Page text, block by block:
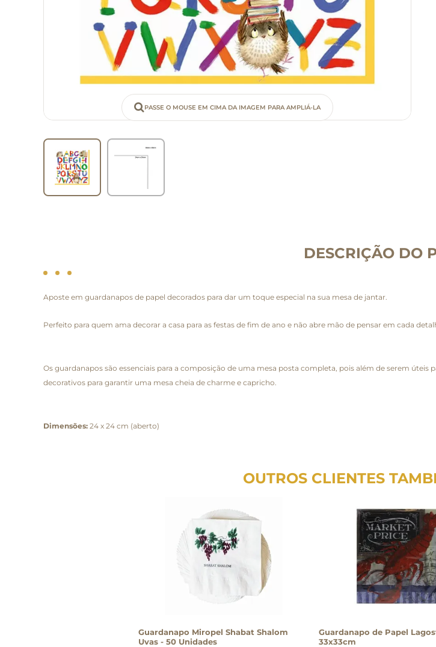
PASSE O MOUSE EM CIMA DA IMAGEM PARA AMPLIÁ-LA
DESCRIÇÃO DO
Aposte em guardanapos de papel decorados para dar um toque especial na sua mesa de jantar.
Perfeito para quem ama decorar a casa para as festas de fim de ano e não abre mão de pensar em cada
Os guardanapos são essenciais para a composição de uma mesa posta completa, pois além de serem
decorativos para garantir uma mesa cheia de charme e capricho.
Dimensões: 24 x 24 cm (aberto)
OUTROS CLIENTES
Guardanapo Miropel Shabat Shalom
Uvas - 50 Unidades
Guardanapo de Papel
33x33cm